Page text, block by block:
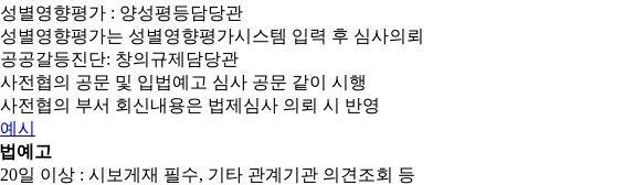
성별영향평가 : 양성평등담당관
성별영향평가는 성별영향평가시스템 입력 후 심사의뢰
공공갈등진단: 창의규제담당관
사전협의 공문 및 입법예고 심사 공문 같이 시행
사전협의 부서 회신내용은 법제심사 의뢰 시 반영
예시
예고
20일 이상 : 시보게재 필수, 기타 관계기관 의견조회 등